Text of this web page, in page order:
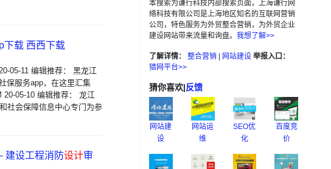
下载 西西下载
05-11 编辑推荐： 黑龙江
保服务app，在这里汇集
05-10 编辑推荐： 龙江
社会保障信息中心专门为参
建设工程消防设计审
本搜索为谦行科技内部搜索页面，上海谦行网
络科技有限公司是上海地区知名的互联网营销
公司，特色服务为外贸整合营销，为外贸企业
建设网站带来流量和询盘。 我想了解>>
了解详情： 整合营销 网站建设 举报入口：
猎网平台>>
猜你喜欢|反馈
网站建
设
网站运
维
SEO优
化
百度竞
价